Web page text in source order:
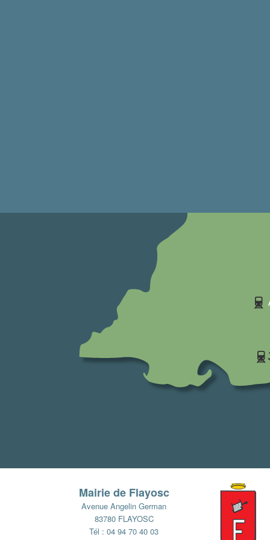
Mairie de Flayosc
Avenue Angelin German
83780 FLAYOSC
Tél : 04 94 70 40 03